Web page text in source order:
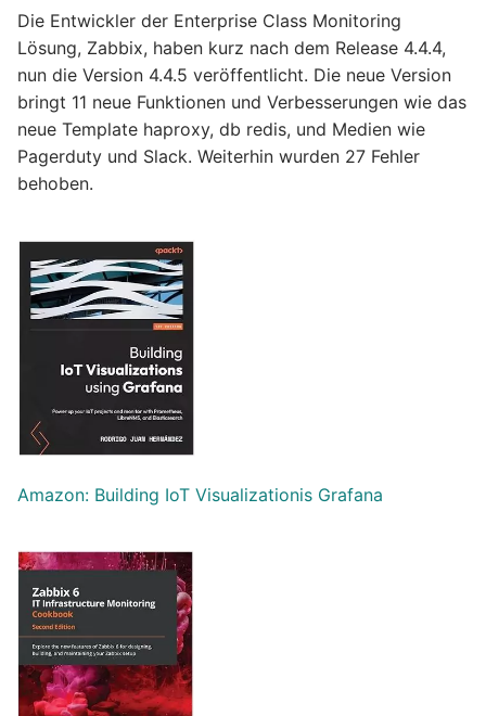
Die Entwickler der Enterprise Class Monitoring
Lösung, Zabbix, haben kurz nach dem Release 4.4.4,
nun die Version 4.4.5 veröffentlicht. Die neue Version
bringt 11 neue Funktionen und Verbesserungen wie das
neue Template haproxy, db redis, und Medien wie
Pagerduty und Slack. Weiterhin wurden 27 Fehler
behoben.
Amazon: Building IoT Visualizationis Grafana